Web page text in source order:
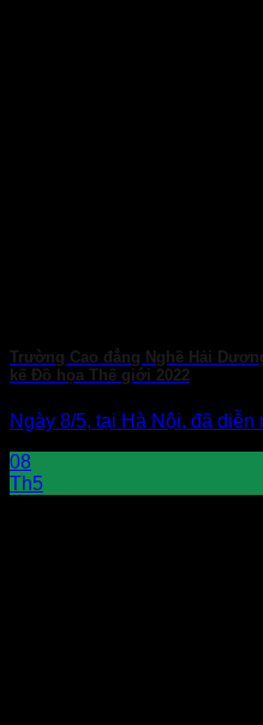
Trường Cao đẳng Nghề Hải
kế Đồ họa Thế giới 2022
Ngày 8/5, tại Hà Nội, đã
08
Th5